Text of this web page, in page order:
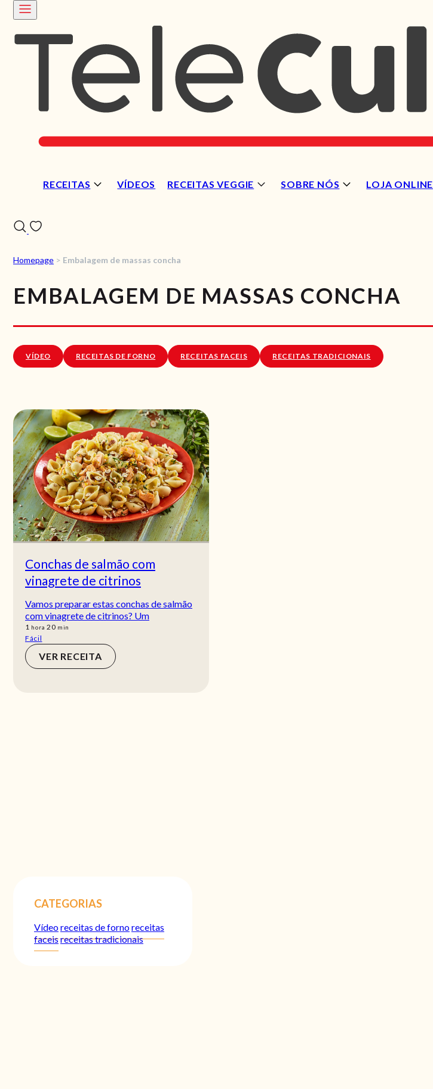
RECEITAS VÍDEOS RECEITAS VEGGIE SOBRE NÓS LOJA ONLINE
VÍDEOS
Homepage > Embalagem de massas concha
EMBALAGEM DE MASSAS CONCHA
VÍDEO RECEITAS DE FORNO RECEITAS FACEIS RECEITAS TRADICIONAIS
Conchas de salmão com
vinagrete de citrinos
Vamos preparar estas conchas de salmão
com vinagrete de citrinos? Um
1 hora
hora 20min
min
Fácil
VER RECEITA
CATEGORIAS
Vídeoreceitas de fornoreceitas
faceisreceitas tradicionais